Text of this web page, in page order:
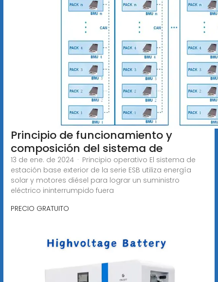
Principio de funcionamiento y
composición del sistema de
13 de ene. de 2024 · Principio operativo El sistema de
estación base exterior de la serie ESB utiliza energía
solar y motores diésel para lograr un suministro
eléctrico ininterrumpido fuera
PRECIO GRATUITO